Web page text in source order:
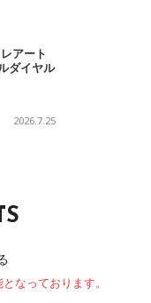
アート
ダイヤル
2026.7.25
なっております。